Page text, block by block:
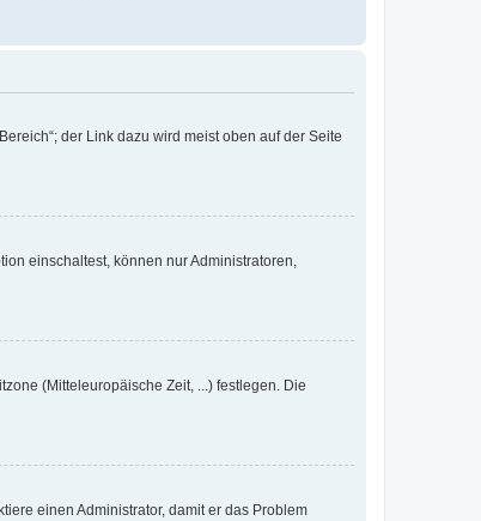
der Link dazu wird meist oben auf der Seite
einschaltest, können nur Administratoren,
(Mitteleuropäische Zeit, ...) festlegen. Die
einen Administrator, damit er das Problem